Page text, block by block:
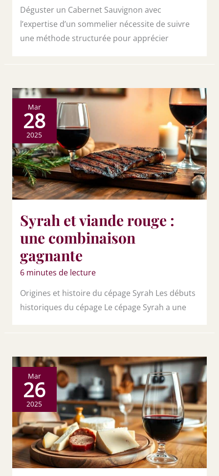
Déguster un Cabernet Sauvignon avec
l’expertise d’un sommelier nécessite de suivre
une méthode structurée pour apprécier
Mar
28
2025
Syrah et viande rouge :
une combinaison
gagnante
6 minutes de lecture
Origines et histoire du cépage Syrah Les débuts
historiques du cépage Le cépage Syrah a une
Mar
26
2025